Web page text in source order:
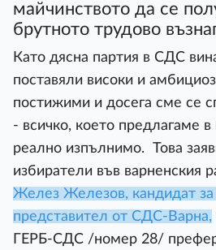
майчинството да се
брутното трудово
Като дясна партия в СДС
поставяли високи и
постижими и досега сме се
- всичко, което предлагаме
реално изпълнимо. Това
избиратели във варненския
Желез Железов, кандидат за
представител от СДС-Варна,
ГЕРБ-СДС /номер 28/